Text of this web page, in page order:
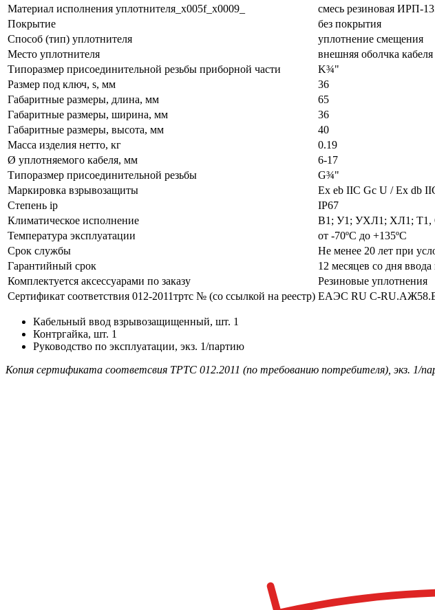
Материал исполнения уплотнителя_x005f_x0009_
смесь резиновая ИРП-
Покрытие
без покрытия
Способ (тип) уплотнителя
уплотнение смещения
Место уплотнителя
внешняя оболчка кабеля
Типоразмер присоединительной резьбы приборной части
K¾"
Размер под ключ, s, мм
36
Габаритные размеры, длина, мм
65
Габаритные размеры, ширина, мм
36
Габаритные размеры, высота, мм
40
Масса изделия нетто, кг
0.19
Ø уплотняемого кабеля, мм
6-17
Типоразмер присоединительной резьбы
G¾"
Маркировка взрывозащиты
Ех eb IIC Gc U / Ex db
Степень ip
IP67
Климатическое исполнение
В1; У1; УХЛ1; ХЛ1;
Температура эксплуатации
от -70ºС до +135ºС
Срок службы
Не менее 20 лет при
Гарантийный срок
12 месяцев со дня
Комплектуется аксессуарами по заказу
Резиновые уплотнения
Сертификат соответствия 012-2011тртс № (со ссылкой на реестр) ЕАЭС RU С-
Кабельный ввод взрывозащищенный, шт. 1
Контргайка, шт. 1
Руководство по эксплуатации, экз. 1/партию
Копия сертификата соответсвия ТРТС 012.2011 (по требованию потребителя), экз. 1/